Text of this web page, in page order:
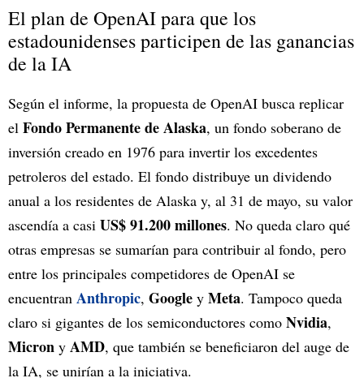
El plan de OpenAI para que los
estadounidenses participen de las ganancias
de la IA
Según el informe, la propuesta de OpenAI busca replicar
el Fondo Permanente de Alaska, un fondo soberano de
inversión creado en 1976 para invertir los excedentes
petroleros del estado. El fondo distribuye un dividendo
anual a los residentes de Alaska y, al 31 de mayo, su valor
ascendía a casi US$ 91.200 millones. No queda claro qué
otras empresas se sumarían para contribuir al fondo, pero
entre los principales competidores de OpenAI se
encuentran Anthropic, Google y Meta. Tampoco queda
claro si gigantes de los semiconductores como Nvidia,
Micron y AMD, que también se beneficiaron del auge de
la IA, se unirían a la iniciativa.